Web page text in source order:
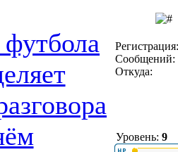
Сообщений:
Откуда:
Уровень: 9